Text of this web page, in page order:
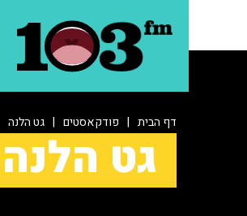
דף הבית | פודקאסטים | גט הלנה
גט הלנה